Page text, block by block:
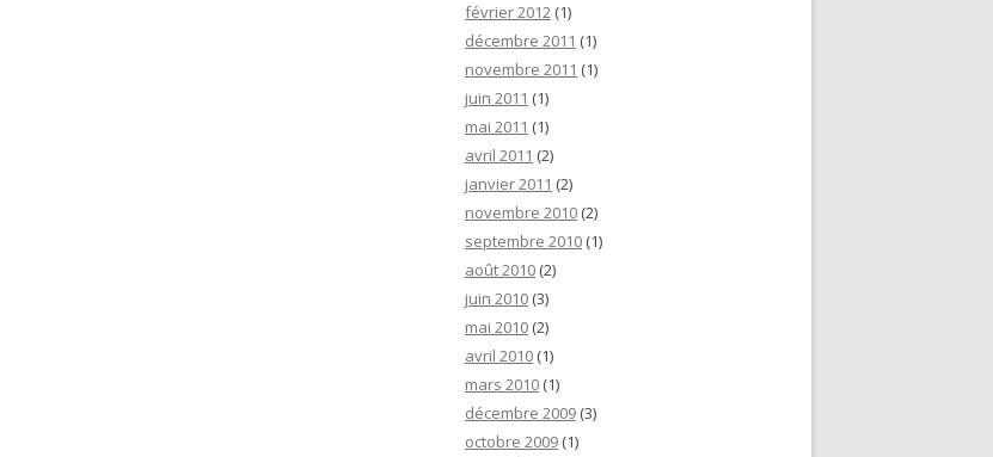
février 2012 (1)
décembre 2011 (1)
novembre 2011 (1)
juin 2011 (1)
mai 2011 (1)
avril 2011 (2)
janvier 2011 (2)
novembre 2010 (2)
septembre 2010 (1)
août 2010 (2)
juin 2010 (3)
mai 2010 (2)
avril 2010 (1)
mars 2010 (1)
décembre 2009 (3)
octobre 2009 (1)